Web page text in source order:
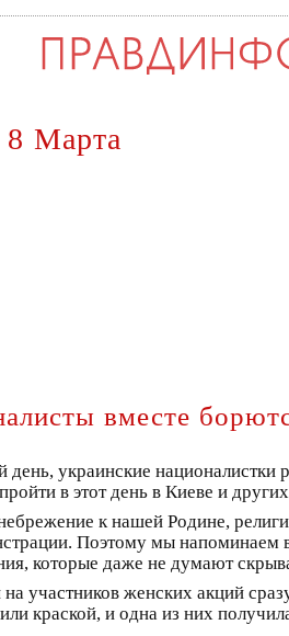
8 Марта
вместе
украинские
в этот день в Киеве и
к нашей Родине,
Поэтому мы
которые даже не думают
участников женских акций
краской, и одна из них